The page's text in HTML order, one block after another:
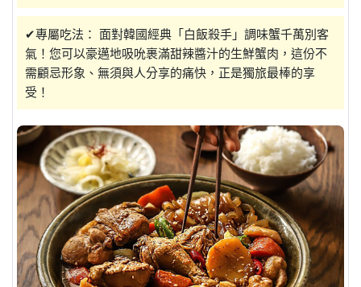
✔專屬吃法： 面對韓國經典「白飯殺手」調味蟹千萬別客
氣！您可以豪邁地吸吮裹滿甜辣醬汁的生鮮蟹肉，這份不
需顧忌形象、無須與人分享的痛快，正是獨旅最棒的享
受！